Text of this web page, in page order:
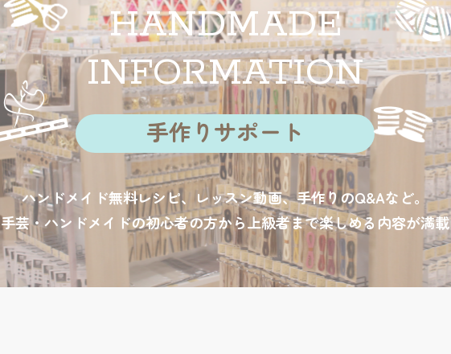
HANDMADE
INFORMATION
手作りサポート
ハンドメイド無料レシピ、レッスン動画、手作りのQ&Aなど。
手芸・ハンドメイドの初心者の方から上級者まで楽しめる内容が満載